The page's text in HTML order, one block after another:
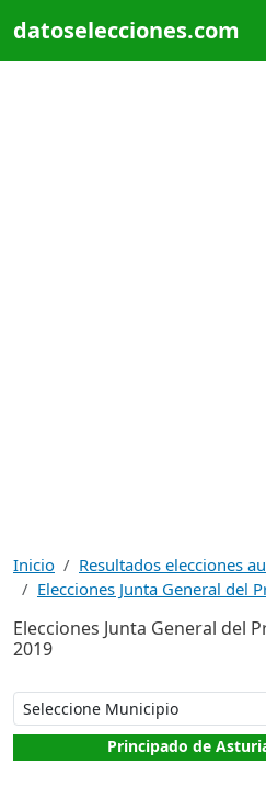
datoselecciones.com
Inicio
Resultados elecciones
Elecciones Junta General del
Elecciones Junta General del
2019
Principado de